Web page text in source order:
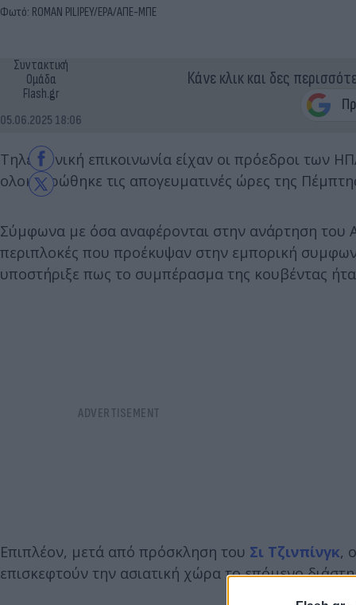
Φωτό: ROMAN PILIPEY/EPA/ΑΠΕ-ΜΠΕ
Συντακτική
Ομάδα
Flash.gr
05.06.2025 18:06
Κάνε κλικ και δες
Τηλεφωνική επικοινωνία είχαν οι πρόεδροι των
ολοκληρώθηκε τις απογευματινές ώρες της
Σύμφωνα με όσα αναφέρονται στην ανάρτηση του
περιπλοκές που προέκυψαν στην εμπορική
υποστήριξε πως το συμπέρασμα της κουβέντας
Επιπλέον, μετά από πρόσκληση του Σι Τζινπίνγκ,
επισκεφτούν την ασιατική χώρα το επόμενο